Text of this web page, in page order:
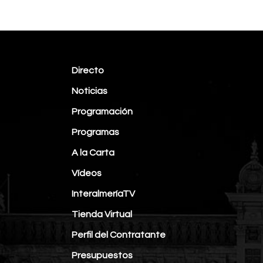
Directo
Noticias
Programación
Programas
A la Carta
Vídeos
InteralmeríaTV
Tienda Virtual
Perfil del Contratante
Presupuestos